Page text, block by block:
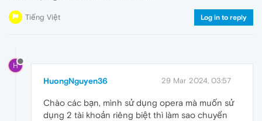
Tiếng Việt Log in to reply
H
HuongNguyen36 29 Mar 2024, 03:57
Chào các bạn, mình sử dụng opera mà muốn sử
dụng 2 tài khoản riêng biệt thì làm sao chuyển